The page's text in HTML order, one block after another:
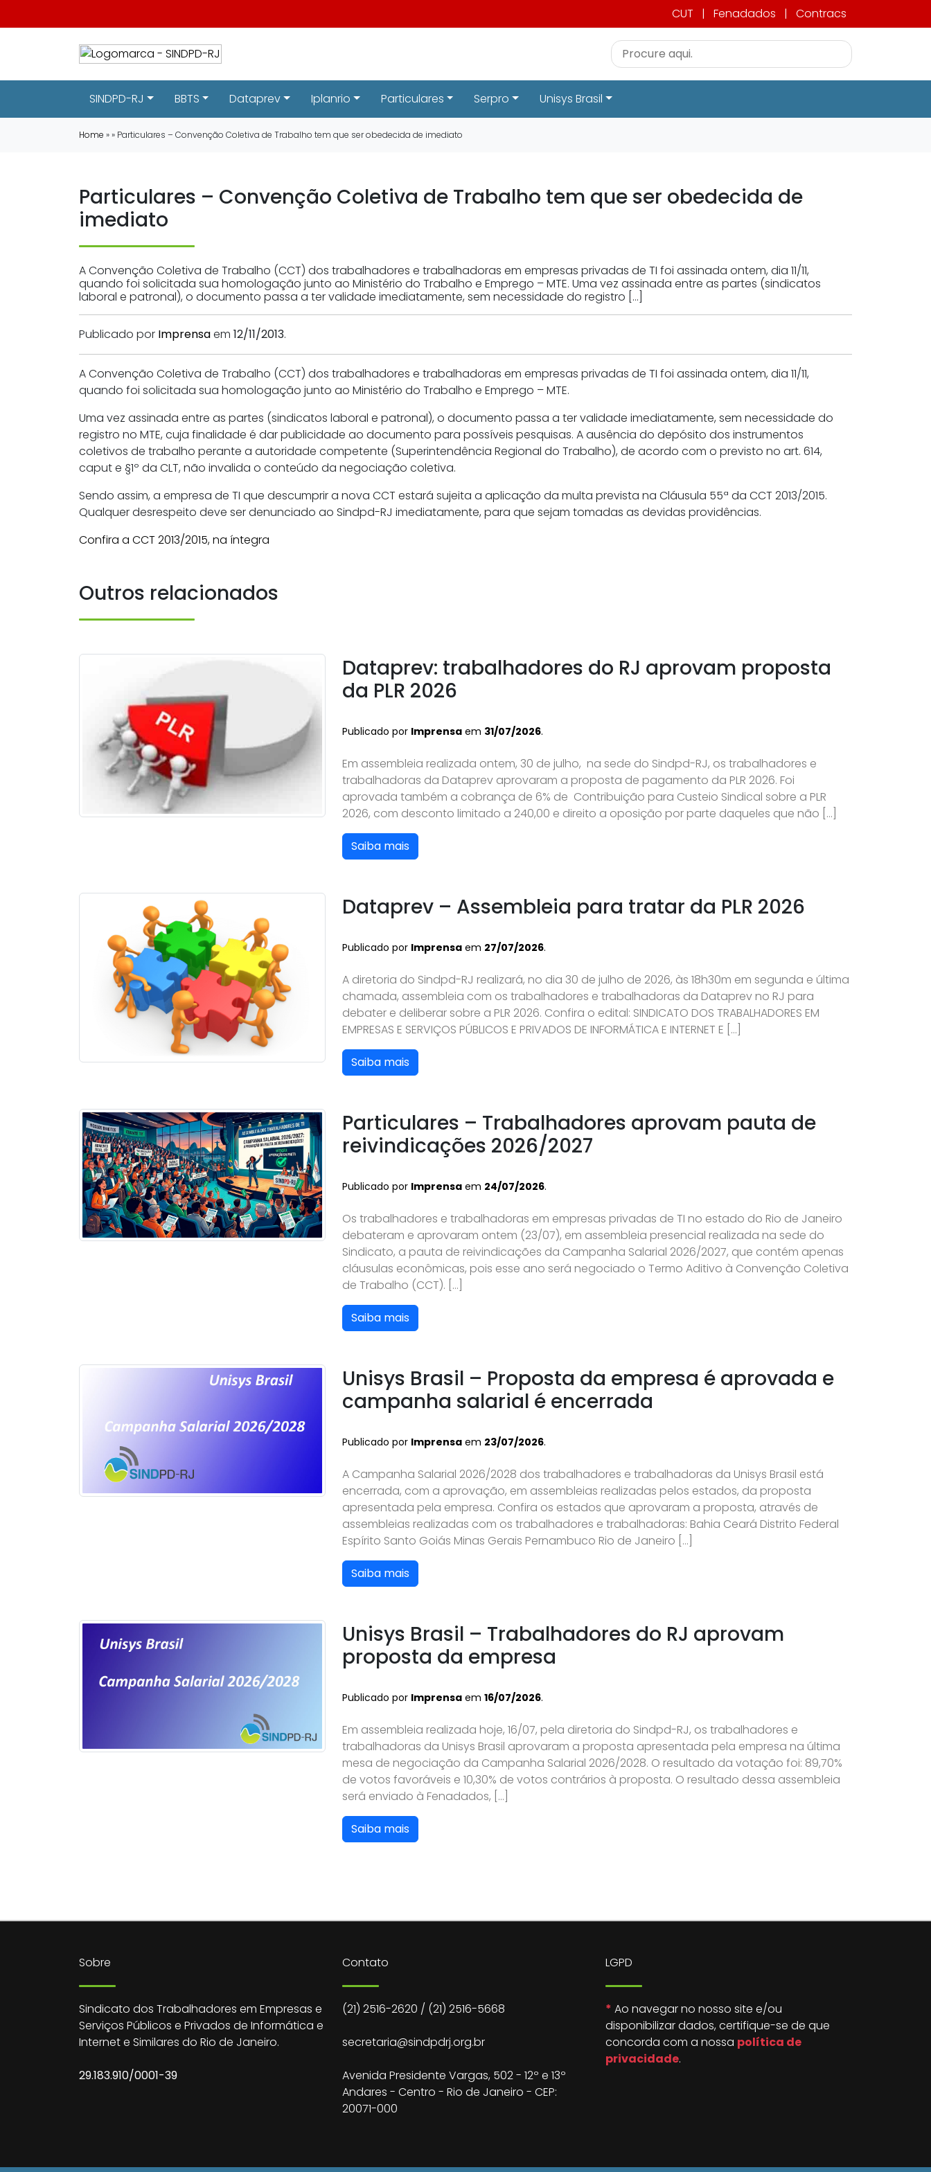
CUT | Fenadados | Contracs
SINDPD-RJ BBTS Dataprev Iplanrio Particulares Serpro Unisys Brasil
Home » » Particulares – Convenção Coletiva de Trabalho tem que ser obedecida de imediato
Particulares – Convenção Coletiva de Trabalho tem que ser obedecida de
imediato
A Convenção Coletiva de Trabalho (CCT) dos trabalhadores e trabalhadoras em empresas privadas de TI foi assinada ontem, dia 11/11,
quando foi solicitada sua homologação junto ao Ministério do Trabalho e Emprego – MTE. Uma vez assinada entre as partes (sindicatos
laboral e patronal), o documento passa a ter validade imediatamente, sem necessidade do registro […]
Publicado por Imprensaem 12/11/2013.
A Convenção Coletiva de Trabalho (CCT) dos trabalhadores e trabalhadoras em empresas privadas de TI foi assinada ontem, dia 11/11,
quando foi solicitada sua homologação junto ao Ministério do Trabalho e Emprego – MTE.
Uma vez assinada entre as partes (sindicatos laboral e patronal), o documento passa a ter validade imediatamente, sem necessidade do
registro no MTE, cuja finalidade é dar publicidade ao documento para possíveis pesquisas. A ausência do depósito dos instrumentos
coletivos de trabalho perante a autoridade competente (Superintendência Regional do Trabalho), de acordo com o previsto no art. 614,
caput e §1º da CLT, não invalida o conteúdo da negociação coletiva.
Sendo assim, a empresa de TI que descumprir a nova CCT estará sujeita a aplicação da multa prevista na Cláusula 55ª da CCT 2013/2015.
Qualquer desrespeito deve ser denunciado ao Sindpd-RJ imediatamente, para que sejam tomadas as devidas providências.
Confira a CCT 2013/2015, na íntegra
Outros relacionados
Dataprev: trabalhadores do RJ aprovam proposta
da PLR 2026
Publicado por Imprensa em 31/07/2026.
Em assembleia realizada ontem, 30 de julho, na sede do Sindpd-RJ, os trabalhadores e
trabalhadoras da Dataprev aprovaram a proposta de pagamento da PLR 2026. Foi
aprovada também a cobrança de 6% de Contribuição para Custeio Sindical sobre a PLR
2026, com desconto limitado a 240,00 e direito a oposição por parte daqueles que não […]
Saiba mais
Dataprev – Assembleia para tratar da PLR 2026
Publicado por Imprensa em 27/07/2026.
A diretoria do Sindpd-RJ realizará, no dia 30 de julho de 2026, às 18h30m em segunda e última
chamada, assembleia com os trabalhadores e trabalhadoras da Dataprev no RJ para
debater e deliberar sobre a PLR 2026. Confira o edital: SINDICATO DOS TRABALHADORES EM
EMPRESAS E SERVIÇOS PÚBLICOS E PRIVADOS DE INFORMÁTICA E INTERNET E […]
Saiba mais
Particulares – Trabalhadores aprovam pauta de
reivindicações 2026/2027
Publicado por Imprensa em 24/07/2026.
Os trabalhadores e trabalhadoras em empresas privadas de TI no estado do Rio de Janeiro
debateram e aprovaram ontem (23/07), em assembleia presencial realizada na sede do
Sindicato, a pauta de reivindicações da Campanha Salarial 2026/2027, que contém apenas
cláusulas econômicas, pois esse ano será negociado o Termo Aditivo à Convenção Coletiva
de Trabalho (CCT). […]
Saiba mais
Unisys Brasil – Proposta da empresa é aprovada e
campanha salarial é encerrada
Publicado por Imprensa em 23/07/2026.
A Campanha Salarial 2026/2028 dos trabalhadores e trabalhadoras da Unisys Brasil está
encerrada, com a aprovação, em assembleias realizadas pelos estados, da proposta
apresentada pela empresa. Confira os estados que aprovaram a proposta, através de
assembleias realizadas com os trabalhadores e trabalhadoras: Bahia Ceará Distrito Federal
Espírito Santo Goiás Minas Gerais Pernambuco Rio de Janeiro […]
Saiba mais
Unisys Brasil – Trabalhadores do RJ aprovam
proposta da empresa
Publicado por Imprensa em 16/07/2026.
Em assembleia realizada hoje, 16/07, pela diretoria do Sindpd-RJ, os trabalhadores e
trabalhadoras da Unisys Brasil aprovaram a proposta apresentada pela empresa na última
mesa de negociação da Campanha Salarial 2026/2028. O resultado da votação foi: 89,70%
de votos favoráveis e 10,30% de votos contrários à proposta. O resultado dessa assembleia
será enviado à Fenadados, […]
Saiba mais
Sobre
Sindicato dos Trabalhadores em Empresas e
Serviços Públicos e Privados de Informática e
Internet e Similares do Rio de Janeiro.
29.183.910/0001-39
Contato
(21) 2516-2620 / (21) 2516-5668
secretaria@sindpdrj.org.br
Avenida Presidente Vargas, 502 - 12º e 13º
Andares - Centro - Rio de Janeiro - CEP:
20071-000
LGPD
* Ao navegar no nosso site e/ou
disponibilizar dados, certifique-se de que
concorda com a nossa política de
privacidade.